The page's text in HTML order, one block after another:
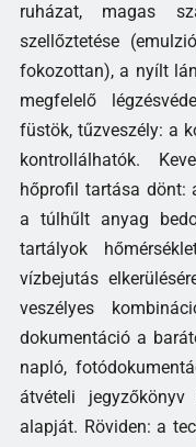
ruházat, magas
szellőztetése
fokozottan), a nyílt
megfelelő
füstök, tűzveszély: a
kontrollálhatók.
hőprofil tartása dönt:
a túlhűlt anyag
tartályok
vízbejutás
veszélyes
dokumentáció a
napló,
átvételi
alapját. Röviden: a